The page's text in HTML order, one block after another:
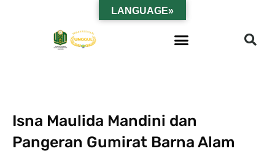
Isna Maulida Mandini dan
Pangeran Gumirat Barna Alam
LANGUAGE»